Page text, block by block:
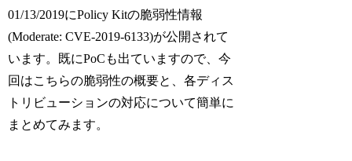
01/13/2019にPolicy Kitの脆弱性情報
(Moderate: CVE-2019-6133)が公開されて
います。既にPoCも出ていますので、今
回はこちらの脆弱性の概要と、各ディス
トリビューションの対応について簡単に
まとめてみます。